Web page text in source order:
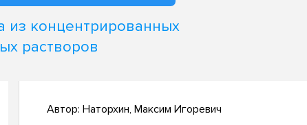
из концентрированных
растворов
Автор: Наторхин, Максим Игоревич